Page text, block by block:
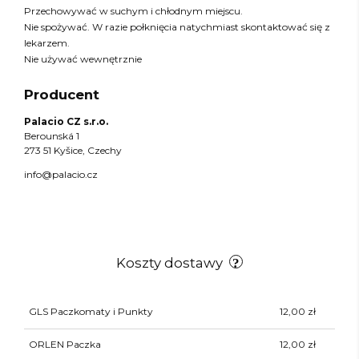
Przechowywać w suchym i chłodnym miejscu.
Nie spożywać. W razie połknięcia natychmiast skontaktować się z
lekarzem.
Nie używać wewnętrznie
Producent
Palacio CZ s.r.o.
Berounská 1
273 51 Kyšice, Czechy
info@palacio.cz
Koszty dostawy
GLS Paczkomaty i Punkty 12,00 zł
ORLEN Paczka 12,00 zł